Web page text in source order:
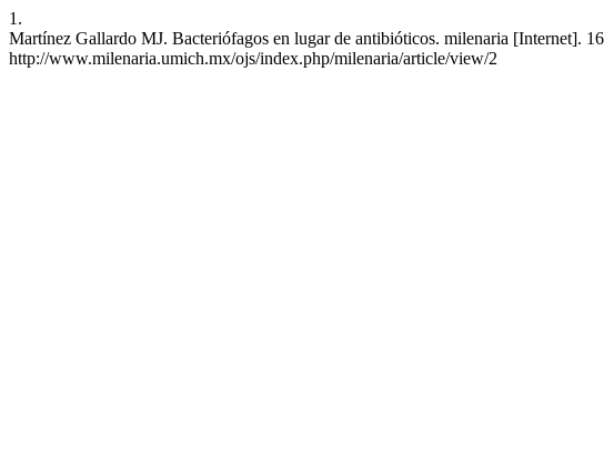
1.
Martínez Gallardo MJ. Bacteriófagos en lugar de antibióticos. milenaria [Internet].
http://www.milenaria.umich.mx/ojs/index.php/milenaria/article/view/2